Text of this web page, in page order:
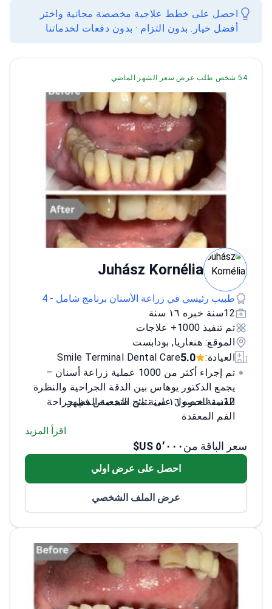
احصل على خطط علاجية مخصصة مجانية واختر
أفضل خيار. بدون التزام · بدون دفعات لخدماتنا
54 شخص طلب عرض سعر الشهر الماضي
Juhász Kornélia
طبيب رئيسي في زراعة الأسنان برنامج شامل - 4
12سنة خبره ١٦ سنة
تم تنفيذ 1000+ علاجات
الموقع: هنغاريا, بودابست
العيادة:
5.0
Smile Terminal Dental Care
تم إجراء أكثر من 1000 عملية زراعة أسنان –
يجمع الدكتور يوهاس بين الدقة الجراحية والنظرة
الفنية للحصول على نتائج طبيعية المظهر.
12سنة خبره ١٦ سنة من التخصص في جراحة
الفم المعقدة
يجيد اللغات الإنجليزية والألمانية والإسبانية
اقرأ المزيد
سعر الباقة من٥٬٠٠٠ US$
احصل على عرض اولي
عرض الملف الشخصي